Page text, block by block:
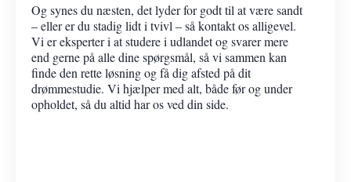
Og synes du næsten, det lyder for godt til at være sandt
– eller er du stadig lidt i tvivl – så kontakt os alligevel.
Vi er eksperter i at studere i udlandet og svarer mere
end gerne på alle dine spørgsmål, så vi sammen kan
finde den rette løsning og få dig afsted på dit
drømmestudie. Vi hjælper med alt, både før og under
opholdet, så du altid har os ved din side.